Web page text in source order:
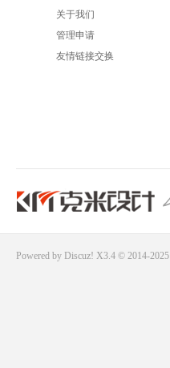
关于我们
管理申请
友情链接交换
Powered by Discuz! X3.4 © 2014-2025